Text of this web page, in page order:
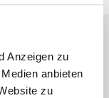
Anzeigen zu
anbieten
zu